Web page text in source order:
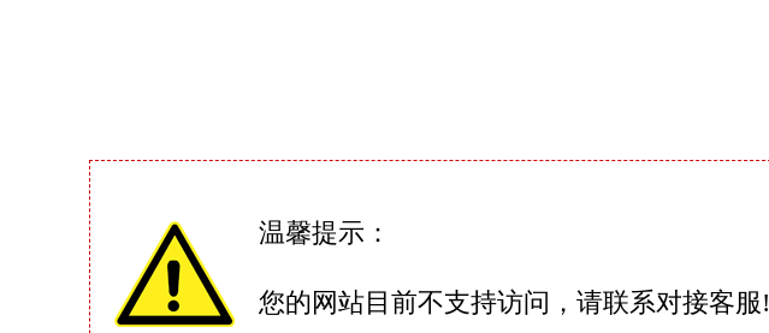
温馨提示：
您的网站目前不支持访问，请联系对接客服!